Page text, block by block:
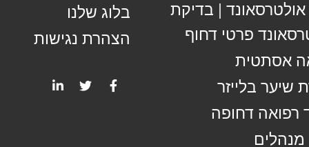
אולטרסאונד | בדיקת
פרטי דחוף
אסתטית
שיער בלייזר
רפואה דחופה
בלוג שלנו
הצהרת נגישות